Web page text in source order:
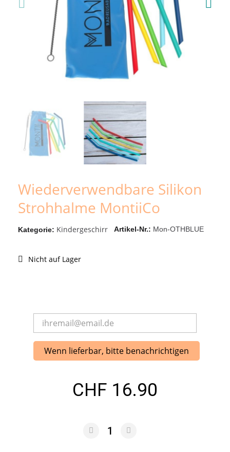
Wiederverwendbare Silikon
Strohhalme MontiiCo
Kategorie Kindergeschirr Artikel-Nr. Mon-OTHBLUE
Nicht auf Lager
Wenn lieferbar, bitte benachrichtigen
CHF 16.90